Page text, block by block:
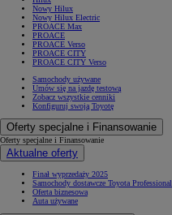
Nowy Hilux
Nowy Hilux Electric
PROACE Max
PROACE
PROACE Verso
PROACE CITY
PROACE CITY Verso
Samochody używane
Umów się na jazdę testową
Zobacz wszystkie cenniki
Konfiguruj swoją Toyotę
Oferty specjalne i Finansowanie
Oferty specjalne i Finansowanie
Aktualne oferty
Finał wyprzedaży 2025
Samochody dostawcze Toyota Professional
Oferta biznesowa
Auta używane